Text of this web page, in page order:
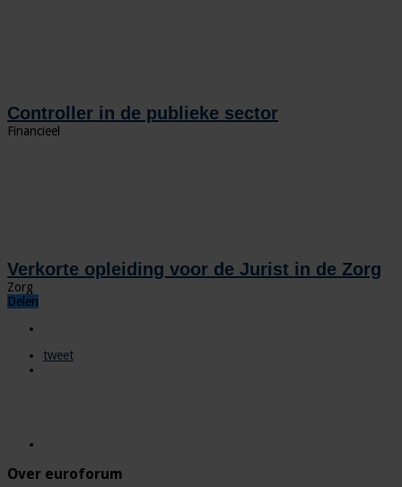
Controller in de publieke sector
Financieel
Verkorte opleiding voor de Jurist in de Zorg
Zorg
Delen
tweet
Over euroforum